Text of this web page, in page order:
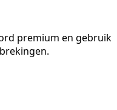
premium en gebruik